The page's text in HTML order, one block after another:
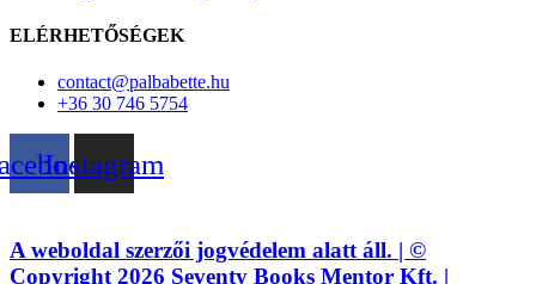
ELÉRHETŐSÉGEK
contact@palbabette.hu
+36 30 746 5754
Instagram
A weboldal szerzői jogvédelem alatt áll. | ©
Copyright 2026 Seventy Books Mentor Kft. |